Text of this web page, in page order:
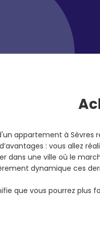
appartement à Sèvres
: vous allez
dans une ville où le
dynamique ces
que vous pourrez plus